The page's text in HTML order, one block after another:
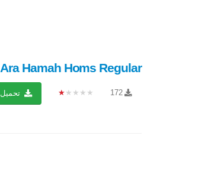
Ara Hamah Homs Regular
172
★★★★★ تحميل